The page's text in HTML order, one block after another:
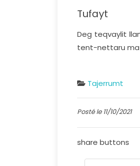
Tufayt
Deg teqvaylit
tent-nettaru ma
Tajerrumt
Posté le 11/10/2021
share buttons